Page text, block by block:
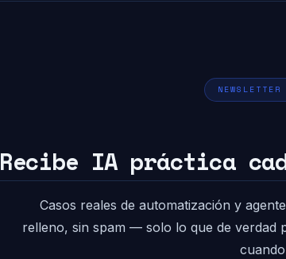
Recibe IA práctica
Casos reales de automatización y
relleno, sin spam — solo lo que de verdad